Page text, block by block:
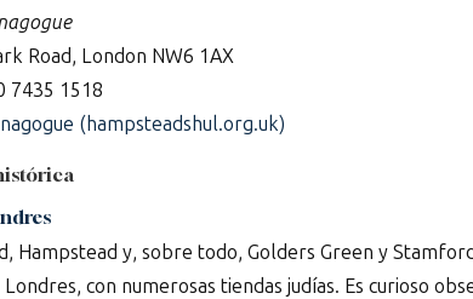
Road, London NW6 1AX
7435 1518
(hampsteadshul.org.uk)
Hampstead y, sobre todo, Golders Green y
con numerosas tiendas judías. Es curioso